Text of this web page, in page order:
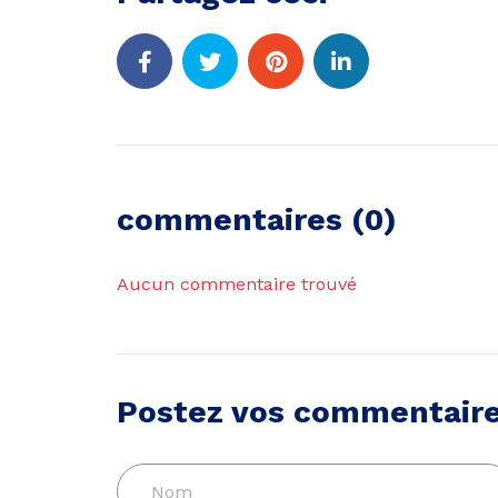
commentaires (0)
Aucun commentaire trouvé
Postez vos